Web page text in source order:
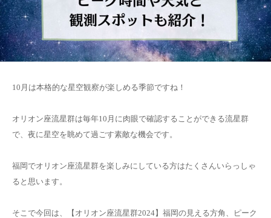
10月は本格的な星空観察が楽しめる季節ですね！
オリオン座流星群は毎年10月に肉眼で確認することができる流星群
で、夜に星空を眺めて過ごす素敵な機会です。
福岡でオリオン座流星群を楽しみにしている方はたくさんいらっしゃ
ると思います。
そこで今回は、【オリオン座流星群2024】福岡の見える方角、ピーク